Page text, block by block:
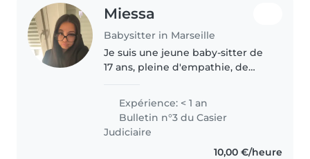
Miessa
Babysitter in Marseille
Je suis une jeune baby-sitter de
17 ans, pleine d'empathie, de
d'expérience professionnelle,
j'adore travailler avec les
enfants,..
Expérience: < 1 an
Bulletin n°3 du Casier
Judiciaire
10,00 €/heure